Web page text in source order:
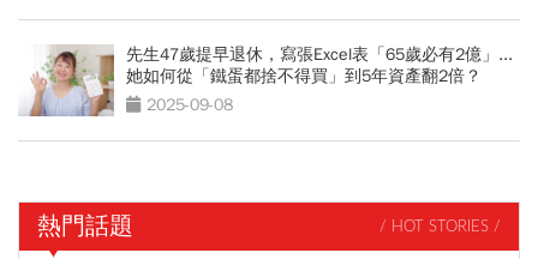
先生47歲提早退休，寫張Excel表「65歲必有2億」...
她如何從「鐵蛋都捨不得買」到5年資產翻2倍？
2025-09-08
熱門話題 / HOT STORIES /